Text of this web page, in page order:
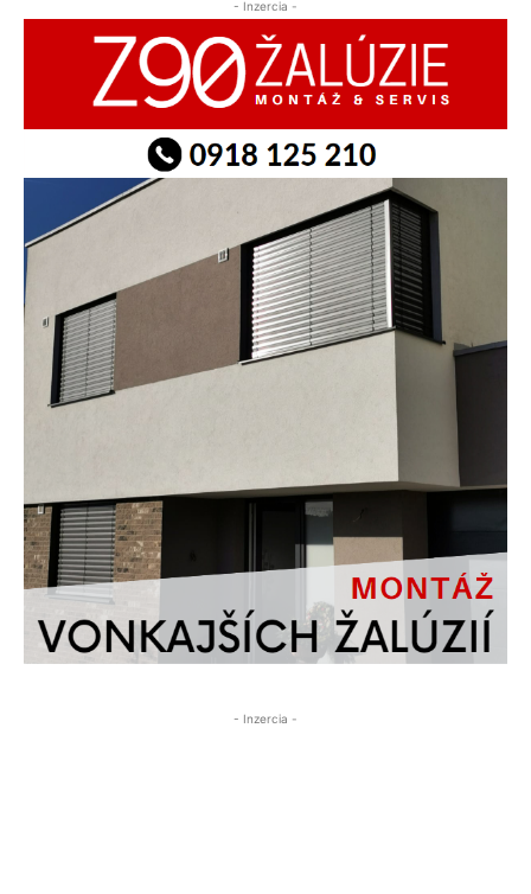
- Inzercia -
- Inzercia -